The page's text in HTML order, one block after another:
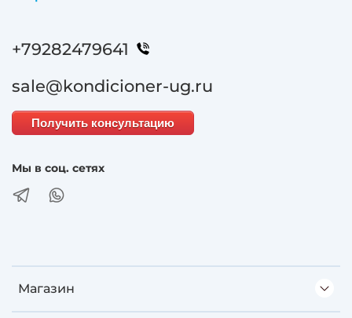
Магазин
+79282479641
sale@kondicioner-ug.ru
Получить консультацию
Мы в соц. сетях